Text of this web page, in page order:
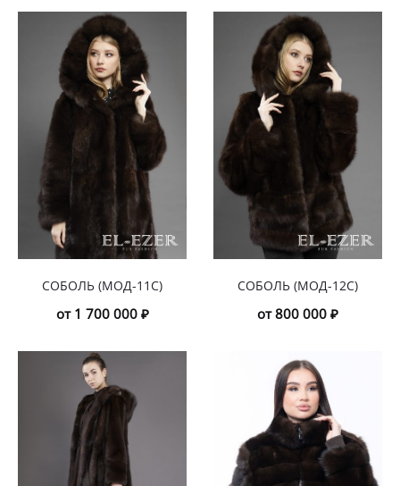
СОБОЛЬ (МОД-11С)
от 1 700 000 ₽
СОБОЛЬ (МОД-12С)
от 800 000 ₽